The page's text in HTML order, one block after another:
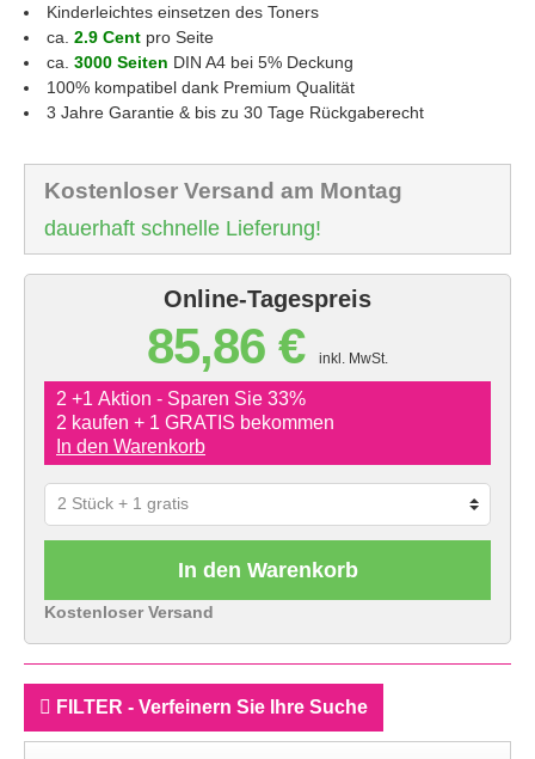
Kinderleichtes einsetzen des Toners
ca. 2.9 Cent pro Seite
ca. 3000 Seiten DIN A4 bei 5% Deckung
100% kompatibel dank Premium Qualität
3 Jahre Garantie & bis zu 30 Tage Rückgaberecht
Kostenloser Versand am Montag
dauerhaft schnelle Lieferung!
Online-Tagespreis
85,86 € inkl. MwSt.
2 +1 Aktion - Sparen Sie 33%
2 kaufen + 1 GRATIS bekommen
In den Warenkorb
In den Warenkorb
Kostenloser Versand
FILTER - Verfeinern Sie Ihre Suche